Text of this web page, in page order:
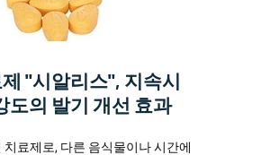
"시알리스", 지속시
도의 발기 개선 효과
료제로, 다른 음식물이나 시간에